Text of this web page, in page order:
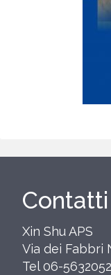
Contatti
Xin Shu APS
Via dei Fabbri
Tel 06-